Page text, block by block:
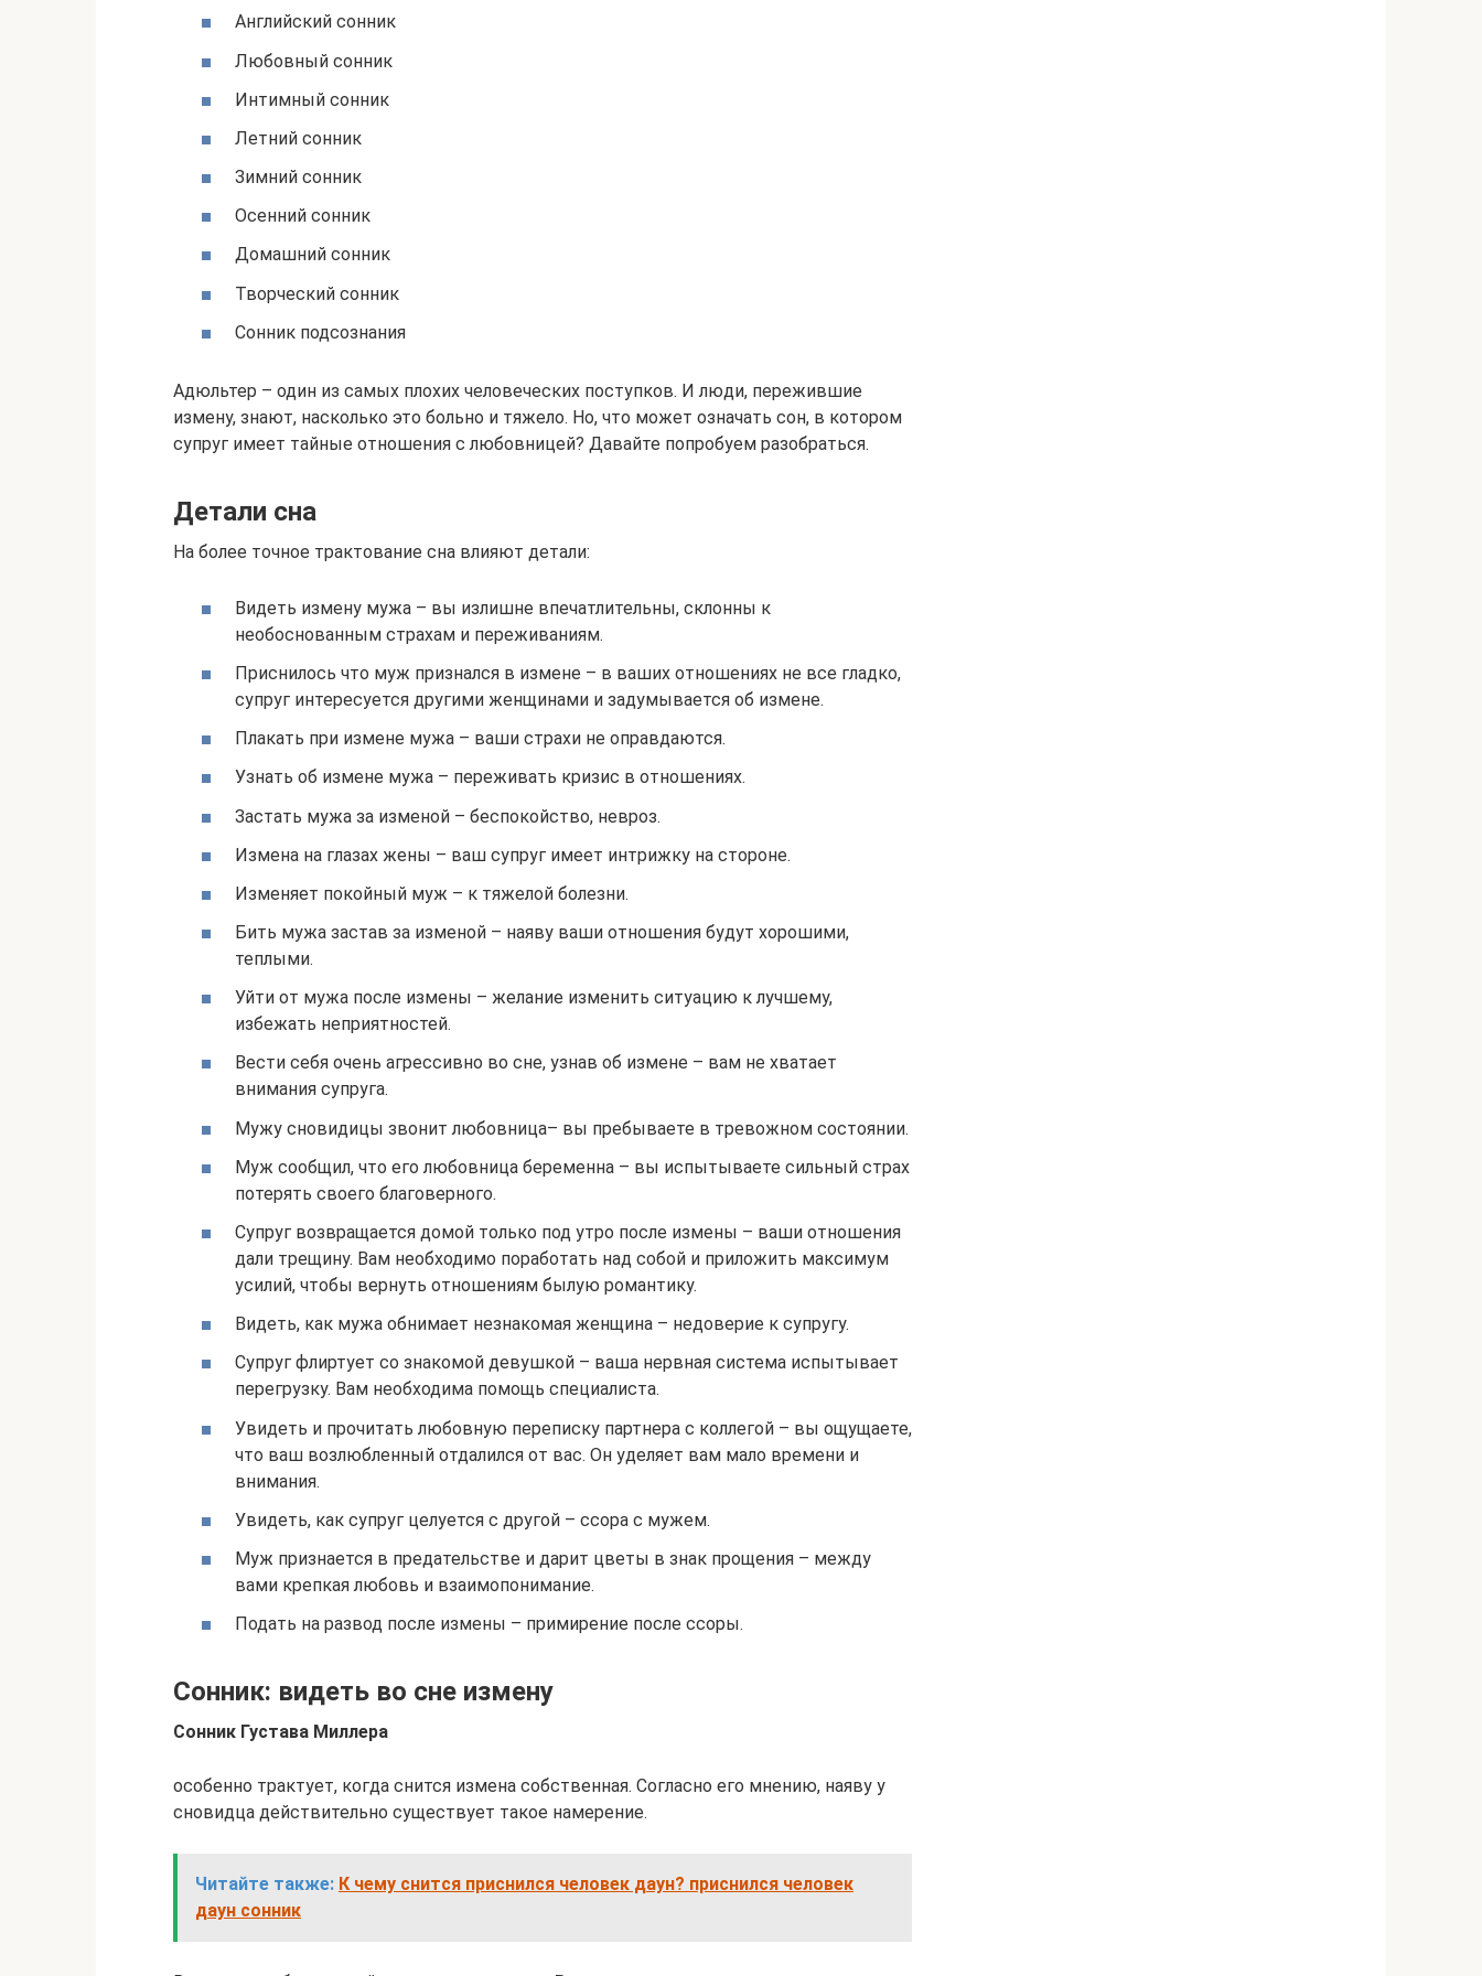
Английский сонник
Любовный сонник
Интимный сонник
Летний сонник
Зимний сонник
Осенний сонник
Домашний сонник
Творческий сонник
Сонник подсознания
Адюльтер – один из самых плохих человеческих поступков. И люди, пережившие
измену, знают, насколько это больно и тяжело. Но, что может означать сон, в котором
супруг имеет тайные отношения с любовницей? Давайте попробуем разобраться.
Детали сна
На более точное трактование сна влияют детали:
Видеть измену мужа – вы излишне впечатлительны, склонны к
необоснованным страхам и переживаниям.
Приснилось что муж признался в измене – в ваших отношениях не все гладко,
супруг интересуется другими женщинами и задумывается об измене.
Плакать при измене мужа – ваши страхи не оправдаются.
Узнать об измене мужа – переживать кризис в отношениях.
Застать мужа за изменой – беспокойство, невроз.
Измена на глазах жены – ваш супруг имеет интрижку на стороне.
Изменяет покойный муж – к тяжелой болезни.
Бить мужа застав за изменой – наяву ваши отношения будут хорошими,
теплыми.
Уйти от мужа после измены – желание изменить ситуацию к лучшему,
избежать неприятностей.
Вести себя очень агрессивно во сне, узнав об измене – вам не хватает
внимания супруга.
Мужу сновидицы звонит любовница– вы пребываете в тревожном состоянии.
Муж сообщил, что его любовница беременна – вы испытываете сильный страх
потерять своего благоверного.
Супруг возвращается домой только под утро после измены – ваши отношения
дали трещину. Вам необходимо поработать над собой и приложить максимум
усилий, чтобы вернуть отношениям былую романтику.
Видеть, как мужа обнимает незнакомая женщина – недоверие к супругу.
Супруг флиртует со знакомой девушкой – ваша нервная система испытывает
перегрузку. Вам необходима помощь специалиста.
Увидеть и прочитать любовную переписку партнера с коллегой – вы ощущаете,
что ваш возлюбленный отдалился от вас. Он уделяет вам мало времени и
внимания.
Увидеть, как супруг целуется с другой – ссора с мужем.
Муж признается в предательстве и дарит цветы в знак прощения – между
вами крепкая любовь и взаимопонимание.
Подать на развод после измены – примирение после ссоры.
Сонник: видеть во сне измену
Сонник Густава Миллера
особенно трактует, когда снится измена собственная. Согласно его мнению, наяву у
сновидца действительно существует такое намерение.
Читайте также: К чему снится приснился человек даун? приснился человек
даун сонник